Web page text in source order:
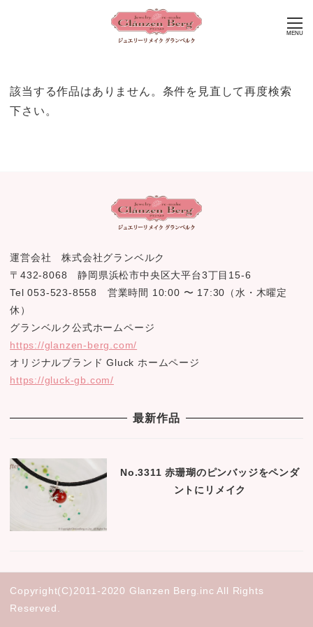
MENU
該当する作品はありません。条件を見直して再度検索
下さい。
運営会社 株式会社グランベルク
〒432-8068 静岡県浜松市中央区大平台3丁目15-6
Tel 053-523-8558 営業時間 10:00 〜 17:30（水・木曜定
休）
グランベルク公式ホームページ
https://glanzen-berg.com/
オリジナルブランド Gluck ホームページ
https://gluck-gb.com/
最新作品
No.3311 赤珊瑚のピンバッジをペンダ
ントにリメイク
Copyright(C)2011-2020 Glanzen Berg.inc All Rights
Reserved.